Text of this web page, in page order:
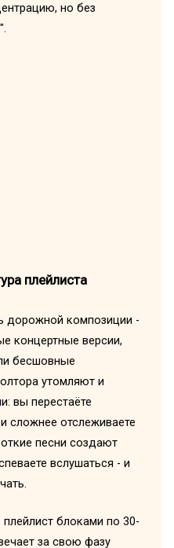
но без
плейлиста
дорожной композиции -
концертные версии,
бесшовные
утомляют и
вы перестаёте
сложнее отслеживаете
песни создают
вслушаться - и
блоками по 30-
за свою фазу